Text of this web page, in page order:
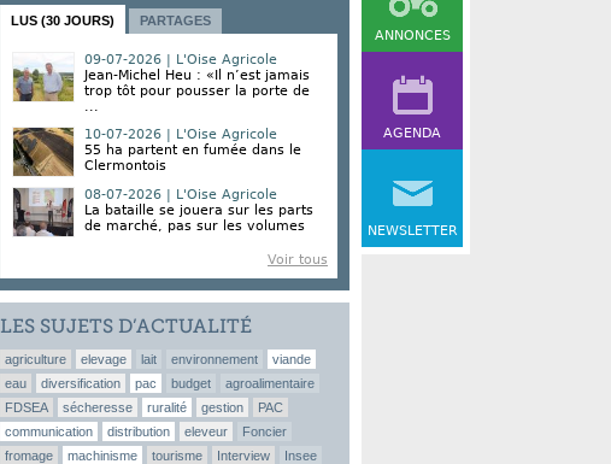
ANNONCES
AGENDA
NEWSLETTER
LUS (30 JOURS) PARTAGES
09-07-2026 | L'Oise Agricole
Jean-Michel Heu : «Il n’est jamais
trop tôt pour pousser la porte de
...
10-07-2026 | L'Oise Agricole
55 ha partent en fumée dans le
Clermontois
08-07-2026 | L'Oise Agricole
La bataille se jouera sur les parts
de marché, pas sur les volumes
Voir tous
LES SUJETS D’ACTUALITÉ
agriculture elevage lait environnement
viande
eau
diversification pac budget
agroalimentaire
FDSEA
sécheresse ruralité gestion
PAC
communication
distribution eleveur
Foncier
fromage
machinisme tourisme Interview
Insee